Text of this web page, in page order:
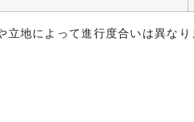
地によって進行度合いは異なり